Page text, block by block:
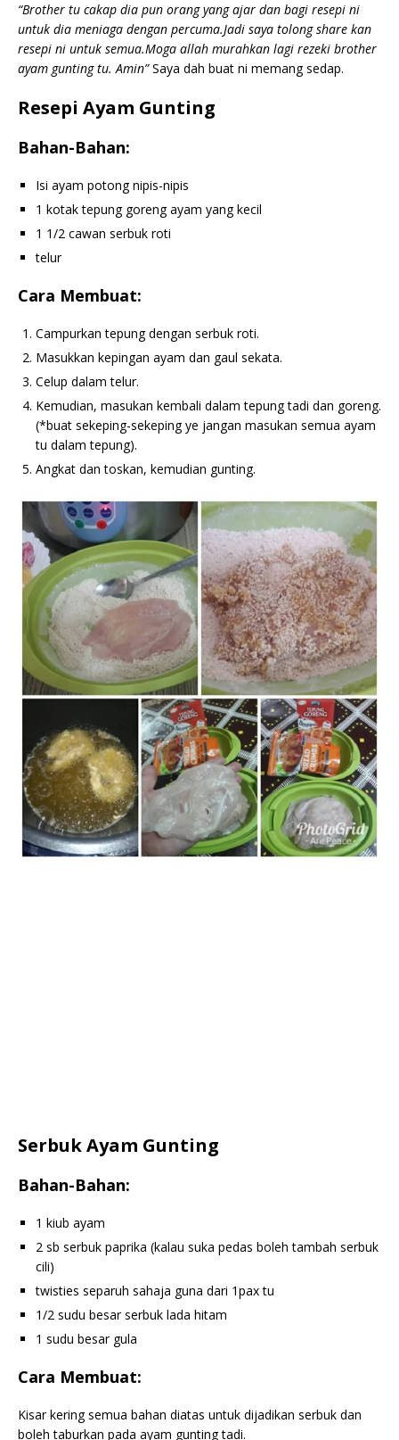
“Brother tu cakap dia pun orang yang ajar dan bagi resepi ni
untuk dia meniaga dengan percuma.Jadi saya tolong share kan
resepi ni untuk semua.Moga allah murahkan lagi rezeki brother
ayam gunting tu. Amin”Saya dah buat ni memang sedap.
Resepi Ayam Gunting
Bahan-Bahan:
Isi ayam potong nipis-nipis
1 kotak tepung goreng ayam yang kecil
1 1/2 cawan serbuk roti
telur
Cara Membuat:
Campurkan tepung dengan serbuk roti.
Masukkan kepingan ayam dan gaul sekata.
Celup dalam telur.
Kemudian, masukan kembali dalam tepung tadi dan goreng.
(*buat sekeping-sekeping ye jangan masukan semua ayam
tu dalam tepung).
Angkat dan toskan, kemudian gunting.
Serbuk Ayam Gunting
Bahan-Bahan:
1 kiub ayam
2 sb serbuk paprika (kalau suka pedas boleh tambah serbuk
cili)
twisties separuh sahaja guna dari 1pax tu
1/2 sudu besar serbuk lada hitam
1 sudu besar gula
Cara Membuat:
Kisar kering semua bahan diatas untuk dijadikan serbuk dan
boleh taburkan pada ayam gunting tadi.